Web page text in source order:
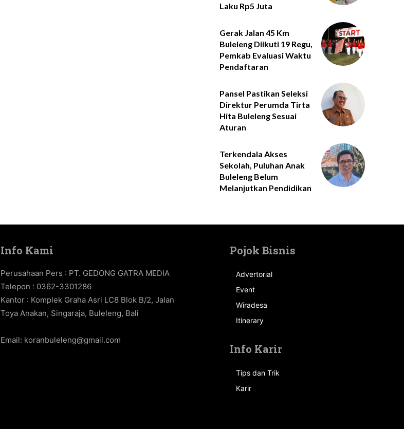
Laku Rp5 Juta
Gerak Jalan 45 Km
Buleleng Diikuti 19 Regu,
Pemkab Evaluasi Waktu
Pendaftaran
Pansel Pastikan Seleksi
Direktur Perumda Tirta
Hita Buleleng Sesuai
Aturan
Terkendala Akses
Sekolah, Puluhan Anak
Buleleng Belum
Melanjutkan Pendidikan
Info Kami
Perusahaan Pers : PT. GEDONG GATRA MEDIA
Telepon : 0362-3301286
Kantor : Komplek Graha Asri LC8 Blok B/2, Jalan
Toya Anakan, Singaraja, Buleleng, Bali
Email: koranbuleleng@gmail.com
Pojok Bisnis
Advertorial
Event
Wiradesa
Itinerary
Info Karir
Tips dan Trik
Karir